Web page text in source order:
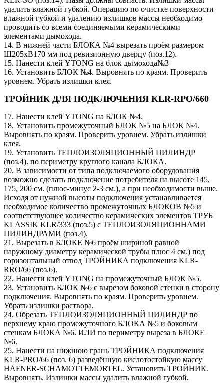
удалить влажной губкой. Операцию по очистке поверхности
влажной губкой и удалению излишков массы необходимо
проводить со всеми соединяемыми керамическими
элементами дымохода.
14. В нижней части БЛОКА №4 вырезать проём размером
Ш205хВ170 мм под ревизионную дверцу (поз.12).
15. Нанести клей YTONG на блок дымохода№3
16. Установить БЛОК №4. Выровнять по краям. Проверить
уровнем. Убрать излишки клея.
ТРОЙНИК ДЛЯ ПОДКЛЮЧЕНИЯ KLR-RPO/660
17. Нанести клей YTONG на БЛОК №4.
18. Установить промежуточный БЛОК №5 на БЛОК №4.
Выровнять по краям. Проверить уровнем. Убрать излишки
клея.
19. Установить ТЕПЛОИЗОЛЯЦИОННЫЙ ЦИЛИНДР
(поз.4). по периметру круглого канала БЛОКА.
20. В зависимости от типа подключаемого оборудования
возможно сделать подключение потребителя на высоте 145,
175, 200 см. (плюс-минус 2-3 см.), а при необходимости выше.
Исходя от нужной высоты подключения устанавливается
необходимое количество промежуточных БЛОКОВ №5 и
соответствующее количество керамических элементов ТРУБ
KLASSIK KLR/333 (поз.5) c ТЕПЛОИЗОЛЯЦИОННАМИ
ЦИЛИНДРАМИ (поз.4).
21. Вырезать в БЛОКЕ №6 проём шириной равной
наружному диаметру керамической трубы плюс 4 см.) под
горизонтальный отвод ТРОЙНИКА подключения KLR-
RRO/66 (поз.6).
22. Нанести клей YTONG на промежуточный БЛОК №5.
23. Установить БЛОК №6 с вырезом боковой стенки в сторону
подключения. Выровнять по краям. Проверить уровнем.
Убрать излишки раствора.
24. Обрезать ТЕПЛОИЗОЛЯЦИОННЫЙ ЦИЛИНДР по
верхнему краю промежуточного БЛОКА №5 и боковым
стенкам БЛОКА №6. ИЛИ по периметру выреза в БЛОКЕ
№6.
25. Нанести на нижнюю грань ТРОЙНИКА подключения
KLR-PRO/66 (поз. 6) разведённую кислотостойкую массу
HAFNER-SCHAMOTTEMORTEL. Установить ТРОЙНИК.
Выровнять. Излишки массы удалить влажной губкой.